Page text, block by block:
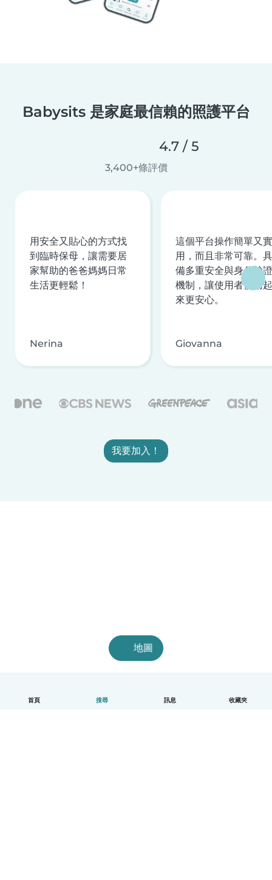
首頁 搜尋 訊息 收藏夾
Babysits 是家庭最信賴的照護平台
4.7 / 5
3,400+條評價
用安全又貼心的方式找
到臨時保母，讓需要居
家幫助的爸爸媽媽日常
生活更輕鬆！
Nerina
這個平台操作簡單又實
用，而且非常可靠。具
備多重安全與身分驗證
機制，讓使用者使用起
來更安心。
Giovanna
我要加入！
地圖